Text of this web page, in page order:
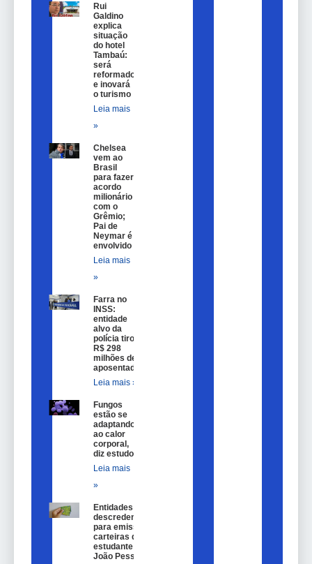
Rui
Galdino
explica
situação
do hotel
Tambaú:
será
reformado
e inovará
o turismo
Leia mais
»
Chelsea
vem ao
Brasil
para fazer
acordo
milionário
com o
Grêmio;
Pai de
Neymar é
envolvido
Leia mais
»
Farra no
INSS:
entidade
alvo da
polícia tirou
R$ 298
milhões de
aposentados
Leia mais »
Fungos
estão se
adaptando
ao calor
corporal,
diz estudo
Leia mais
»
Entidades são
descredenciadas
para emissão de
carteiras de
estudante em
João Pessoa